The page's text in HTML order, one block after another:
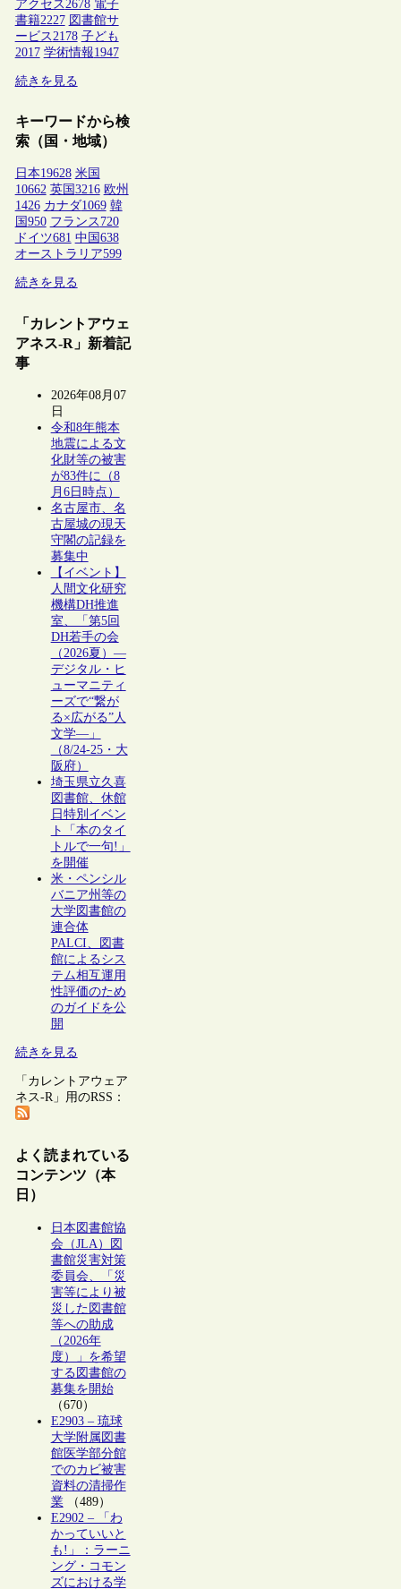
アクセス 2678 電子
書籍2227 図書館サ
ービス 2178 子ども
2017 学術情報1947
続きを見る
キーワードから検
索（国・地域）
日本19628 米国
10662 英国 3216 欧州
1426 カナダ1069 韓
国 950 フランス 720
ドイツ681 中国 638
オーストラリア599
続きを見る
「カレントアウェ
アネス-R」新着記
事
2026年08月07
日
令和8年熊本
地震による文
化財等の被害
が83件に（8
月6日時点）
名古屋市、名
古屋城の現天
守閣の記録を
募集中
【イベント】
人間文化研究
機構DH推進
室、「第5回
DH若手の会
（2026夏）―
デジタル・ヒ
ューマニティ
ーズで“繋が
る×広がる”人
文学―」
（8/24-25・大
阪府）
埼玉県立久喜
図書館、休館
日特別イベン
ト「本のタイ
トルで一句!」
を開催
米・ペンシル
バニア州等の
大学図書館の
連合体
PALCI、図書
館によるシス
テム相互運用
性評価のため
のガイドを公
開
続きを見る
「カレントアウェア
ネス-R」用のRSS：
よく読まれている
コンテンツ（本
日）
日本図書館協
会（JLA）図
書館災害対策
委員会、「災
害等により被
災した図書館
等への助成
（2026年
度）」を希望
する図書館の
募集を開始
（670）
E2903 – 琉球
大学附属図書
館医学部分館
でのカビ被害
資料の清掃作
業（489）
E2902 – 「わ
かっていいと
も!」：ラーニ
ング・コモン
ズにおける学